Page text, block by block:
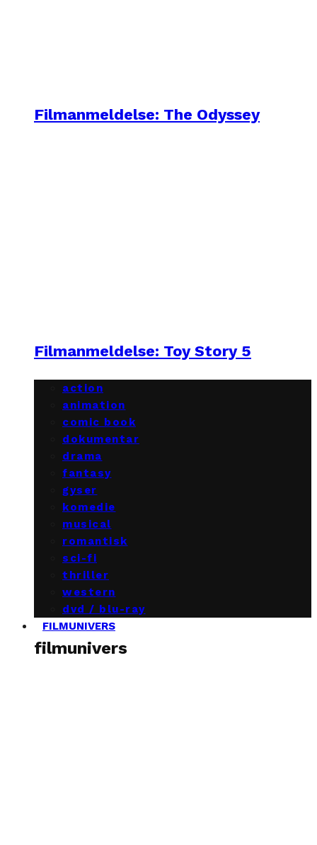
Filmanmeldelse: The Odyssey
Filmanmeldelse: Toy Story 5
action
animation
comic book
dokumentar
drama
fantasy
gyser
komedie
musical
romantisk
sci-fi
thriller
western
dvd / blu-ray
FILMUNIVERS
filmunivers